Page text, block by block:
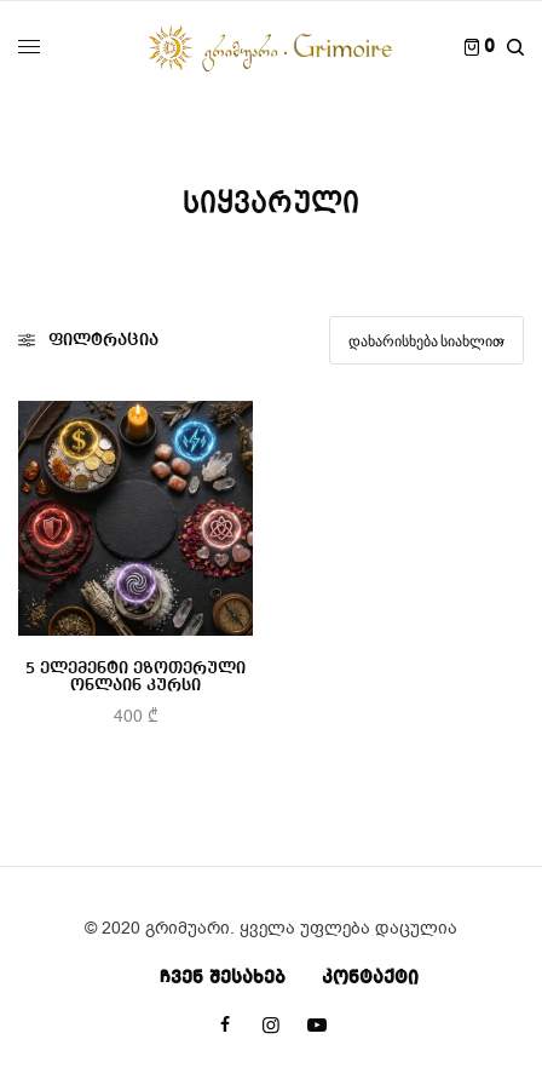
0
სიყვარული
ფილტრაცია
5 ელემენტი ეზოთერული
ონლაინ კურსი
400 ₾
© 2020 გრიმუარი. ყველა უფლება დაცულია
ᲩᲕᲔᲜ ᲨᲔᲡᲐᲮᲔᲑ ᲙᲝᲜᲢᲐᲥᲢᲘ